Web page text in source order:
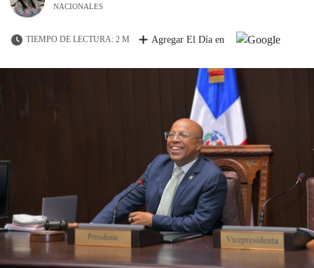
NACIONALES
TIEMPO DE LECTURA: 2 M Agregar El Día en